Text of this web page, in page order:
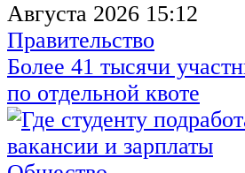
Августа 2026 15:12
Правительство
Более 41 тысячи
по отдельной квоте